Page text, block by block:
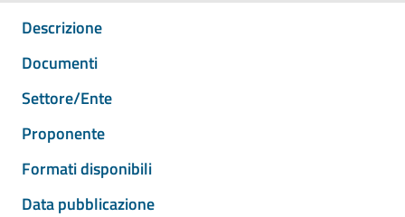
Descrizione
Documenti
Settore/Ente
Proponente
Formati disponibili
Data pubblicazione